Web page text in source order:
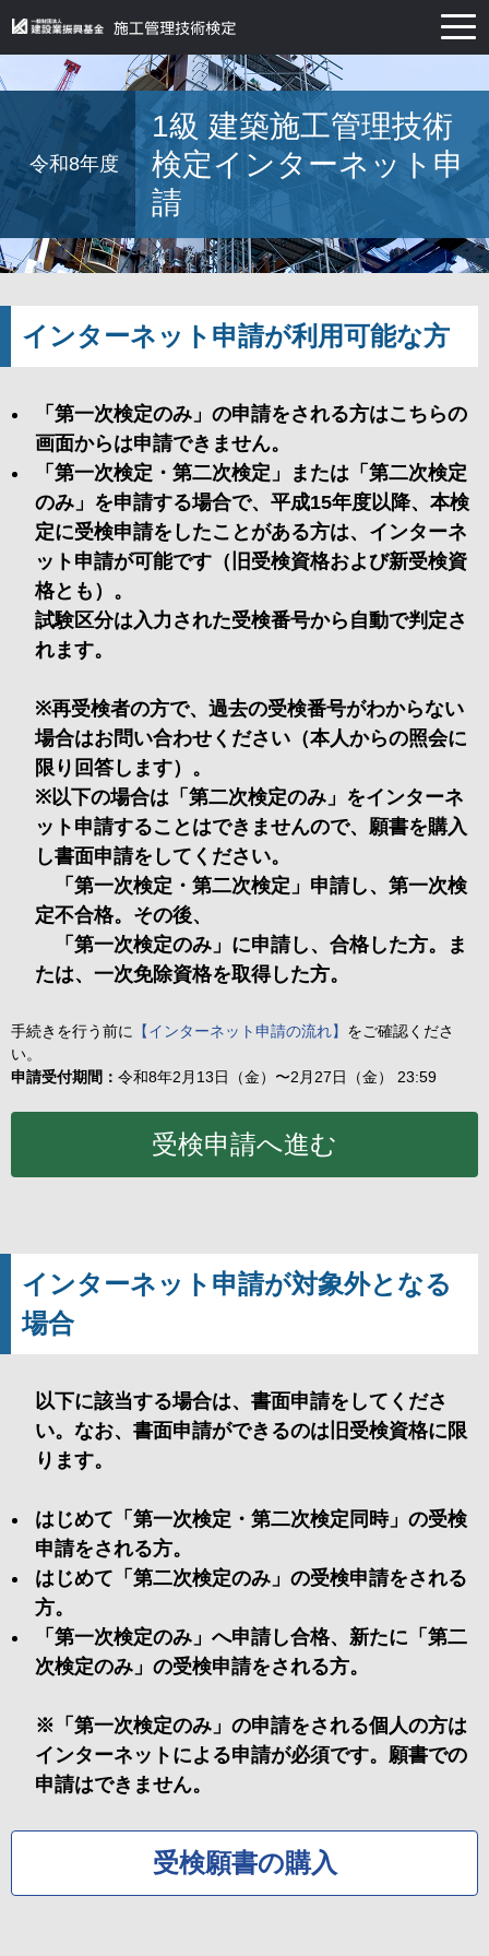
Q&A
プライバシーポリシー
特定商取引法に基づく表示
令和8年度
1級 建築施工管理技術
検定インターネット申
請
インターネット申請が利用可能な方
「第一次検定のみ」の申請をされる方はこちらの
画面からは申請できません。
「第一次検定・第二次検定」または「第二次検定
のみ」を申請する場合で、平成15年度以降、本検
定に受検申請をしたことがある方は、インターネ
ット申請が可能です（旧受検資格および新受検資
格とも）。
試験区分は入力された受検番号から自動で判定さ
れます。
※再受検者の方で、過去の受検番号がわからない
場合はお問い合わせください（本人からの照会に
限り回答します）。
※以下の場合は「第二次検定のみ」をインターネ
ット申請することはできませんので、願書を購入
し書面申請をしてください。
「第一次検定・第二次検定」申請し、第一次検
定不合格。その後、
「第一次検定のみ」に申請し、合格した方。ま
たは、一次免除資格を取得した方。
手続きを行う前に 【インターネット申請の流れ】 をご確認くださ
い。
申請受付期間： 令和8年2月13日（金）〜2月27日（金） 23:59
インターネット申請が対象外となる
場合
以下に該当する場合は、書面申請をしてくださ
い。なお、書面申請ができるのは旧受検資格に限
ります。
はじめて「第一次検定・第二次検定同時」の受検
申請をされる方。
はじめて「第二次検定のみ」の受検申請をされる
方。
「第一次検定のみ」へ申請し合格、新たに「第二
次検定のみ」の受検申請をされる方。
※「第一次検定のみ」の申請をされる個人の方は
インターネットによる申請が必須です。願書での
申請はできません。
受検願書の購入